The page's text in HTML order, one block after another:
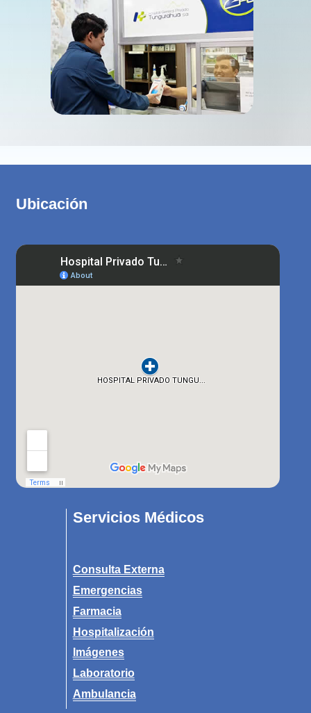
Ubicación
Servicios Médicos
Consulta Externa
Emergencias
Farmacia
Hospitalización
Imágenes
Laboratorio
Ambulancia